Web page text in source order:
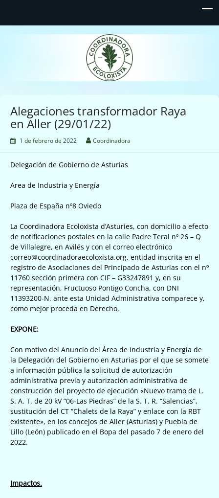
Coordinadora Ecoloxista
d'Asturies
Alegaciones transformador Raya
en Aller (29/01/22)
1 de febrero de 2022 Coordinadora
Delegación de Gobierno de Asturias
Area de Industria y Energía
Plaza de España nº8 Oviedo
La Coordinadora Ecoloxista d’Asturies, con domicilio a efecto
de notificaciones postales en la calle Padre Teral nº 26 – Q
de Villalegre, en Avilés y con el correo electrónico
correo@coordinadoraecoloxista.org, entidad inscrita en el
registro de Asociaciones del Principado de Asturias con el nº
11760 sección primera con CIF – G33247891 y, en su
representación, Fructuoso Pontigo Concha, con DNI
11393200-N, ante esta Unidad Administrativa comparece y,
como mejor proceda en Derecho,
EXPONE:
Con motivo del Anuncio del Área de Industria y Energía de
la Delegación del Gobierno en Asturias por el que se somete
a información pública la solicitud de autorización
administrativa previa y autorización administrativa de
construcción del proyecto de ejecución «Nuevo tramo de L.
S. A. T. de 20 kV “06-Las Piedras” de la S. T. R. “Salencias”,
sustitución del CT “Chalets de la Raya” y enlace con la RBT
existente», en los concejos de Aller (Asturias) y Puebla de
Lillo (León) publicado en el Bopa del pasado 7 de enero del
2022.
Impactos.